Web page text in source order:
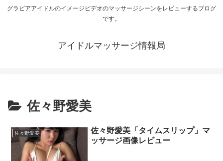
グラビアアイドルのイメージビデオのマッサージシーンをレビューするブログ
です。
アイドルマッサージ情報局
佐々野愛美
佐々野愛美
佐々野愛美「タイムスリップ」マ
ッサージ画像レビュー